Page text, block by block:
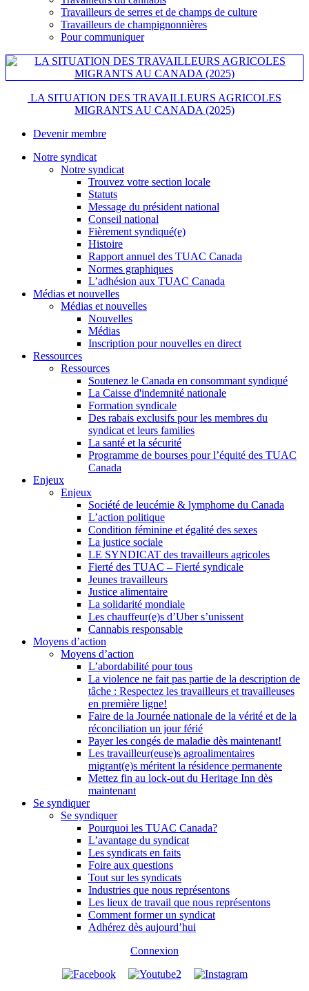
Travailleurs de serres et de champs de culture
Travailleurs de champignonnières
Pour communiquer
LA SITUATION DES TRAVAILLEURS AGRICOLES
MIGRANTS AU CANADA (2025)
Devenir membre
Notre syndicat
Notre syndicat
Trouvez votre section locale
Statuts
Message du président national
Conseil national
Fièrement syndiqué(e)
Histoire
Rapport annuel des TUAC Canada
Normes graphiques
L’adhésion aux TUAC Canada
Médias et nouvelles
Médias et nouvelles
Nouvelles
Médias
Inscription pour nouvelles en direct
Ressources
Ressources
Soutenez le Canada en consommant syndiqué
La Caisse d'indemnité nationale
Formation syndicale
Des rabais exclusifs pour les membres du
syndicat et leurs families
La santé et la sécurité
Programme de bourses pour l’équité des TUAC
Canada
Enjeux
Enjeux
Société de leucémie & lymphome du Canada
L’action politique
Condition féminine et égalité des sexes
La justice sociale
LE SYNDICAT des travailleurs agricoles
Fierté des TUAC – Fierté syndicale
Jeunes travailleurs
Justice alimentaire
La solidarité mondiale
Les chauffeur(e)s d’Uber s’unissent
Cannabis responsable
Moyens d’action
Moyens d’action
L’abordabilité pour tous
La violence ne fait pas partie de la description de
tâche : Respectez les travailleurs et travailleuses
en première ligne!
Faire de la Journée nationale de la vérité et de la
réconciliation un jour férié
Payer les congés de maladie dès maintenant!
Les travailleur(euse)s agroalimentaires
migrant(e)s méritent la résidence permanente
Mettez fin au lock-out du Heritage Inn dès
maintenant
Se syndiquer
Se syndiquer
Pourquoi les TUAC Canada?
L’avantage du syndicat
Les syndicats en faits
Foire aux questions
Tout sur les syndicats
Industries que nous représentons
Les lieux de travail que nous représentons
Comment former un syndicat
Adhérez dès aujourd’hui
Connexion